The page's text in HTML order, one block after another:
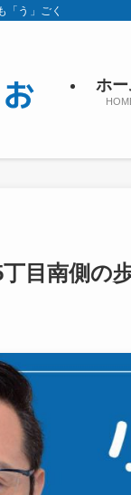
「う」ごく
ホ
丁目南側